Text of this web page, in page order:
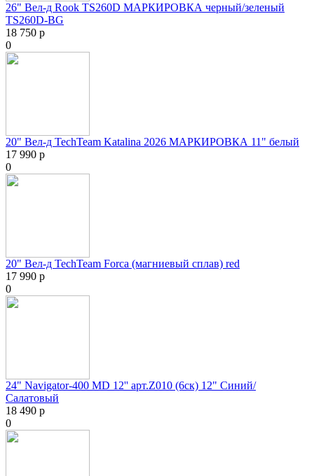
26" Вел-д Rook TS260D МАРКИРОВКА черный/зеленый
TS260D-BG
18 750 р
0
20" Вел-д TechTeam Katalina 2026 МАРКИРОВКА 11" белый
17 990 р
0
20" Вел-д TechTeam Forca (магниевый сплав) red
17 990 р
0
24" Navigator-400 MD 12'' арт.Z010 (6ск) 12" Синий/
Салатовый
18 490 р
0